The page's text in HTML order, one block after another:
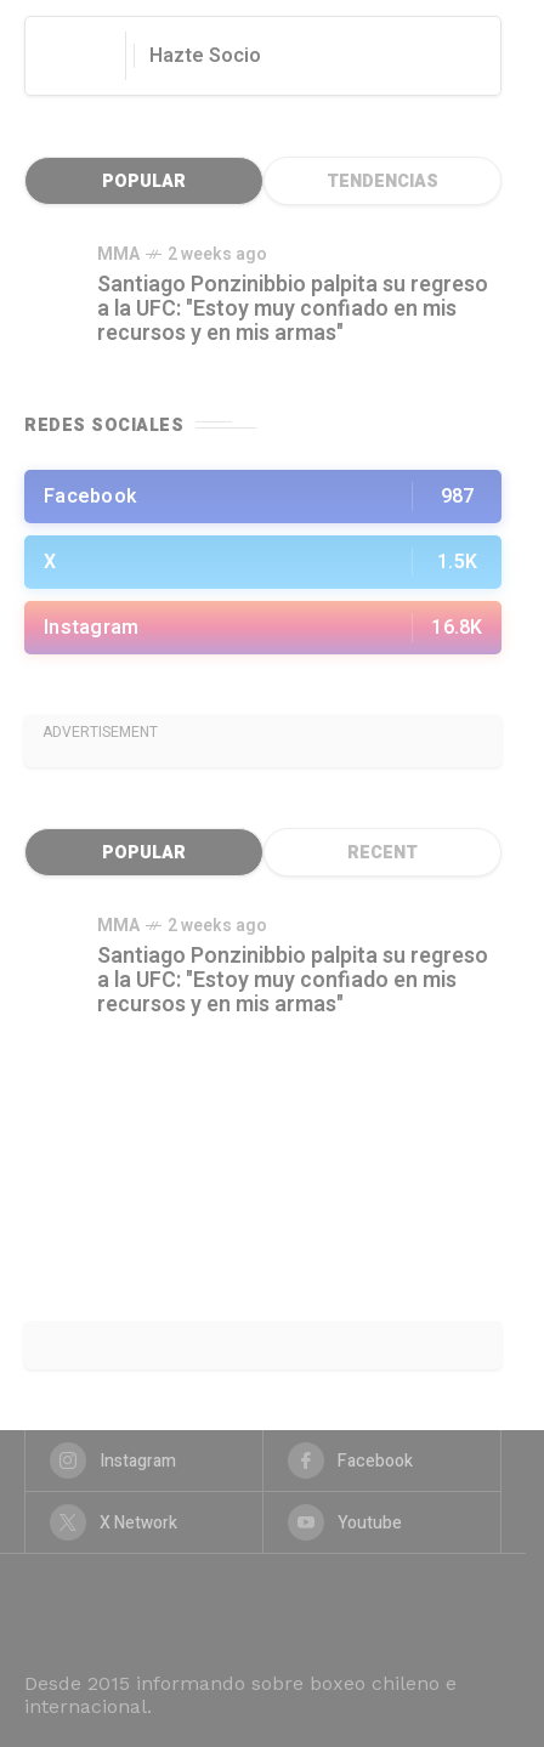
Hazte Socio
POPULAR TENDENCIAS
MMA 2 weeks ago
Santiago Ponzinibbio palpita su regreso
a la UFC: "Estoy muy confiado en mis
recursos y en mis armas"
REDES SOCIALES
Facebook 987
X 1.5K
Instagram 16.8K
ADVERTISEMENT
POPULAR RECENT
MMA 2 weeks ago
Santiago Ponzinibbio palpita su regreso
a la UFC: "Estoy muy confiado en mis
recursos y en mis armas"
Instagram Facebook
X Network Youtube
Desde 2015 informando sobre boxeo chileno e
internacional.